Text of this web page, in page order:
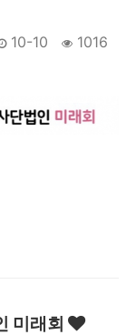
10-10 1016
미래회